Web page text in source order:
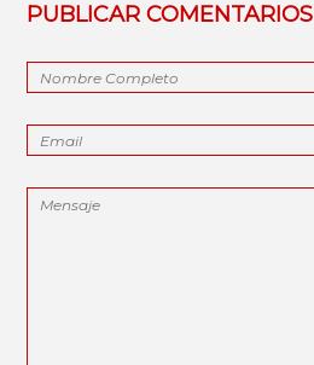
PUBLICAR COMENTARIOS